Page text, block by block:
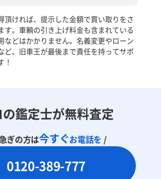
頂ければ、提示した金額で買い取りをさ
す。車輌の引き上げ料金も含まれている
などはかかりません。名義変更やローン
ど、旧車王が最後まで責任を持ってサポ
！
の鑑定士が無料査定
ぎの方は今すぐお電話を /
0120-389-777